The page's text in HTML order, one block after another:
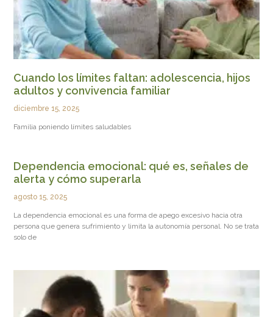
Cuando los límites faltan: adolescencia, hijos
adultos y convivencia familiar
diciembre 15, 2025
Familia poniendo límites saludables
Dependencia emocional: qué es, señales de
alerta y cómo superarla
agosto 15, 2025
La dependencia emocional es una forma de apego excesivo hacia otra
persona que genera sufrimiento y limita la autonomía personal. No se trata
solo de